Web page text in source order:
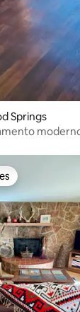
Springs
dos